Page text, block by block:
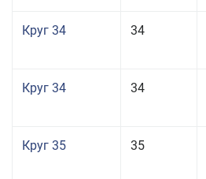
Круг 34 34
Круг 34 34
Круг 35 35